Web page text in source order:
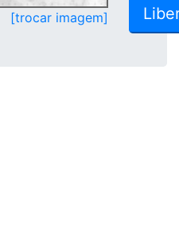
[trocar imagem]